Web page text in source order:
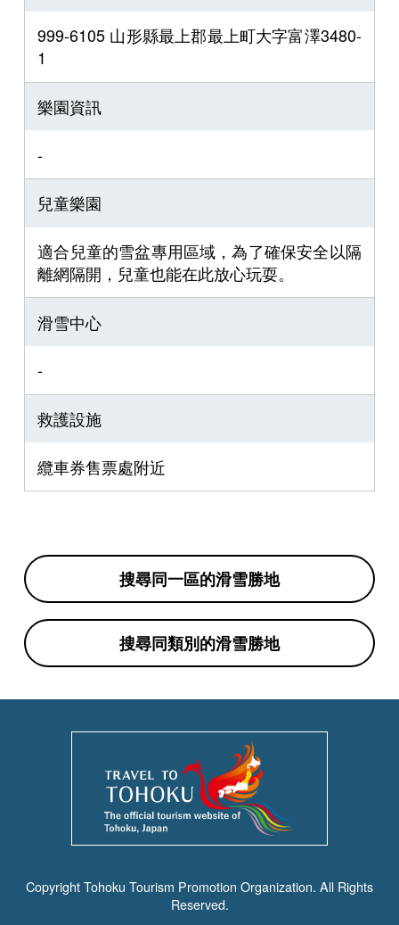
999-6105 山形縣最上郡最上町大字富澤3480-
1
樂園資訊
-
兒童樂園
適合兒童的雪盆專用區域，為了確保安全以隔
離網隔開，兒童也能在此放心玩耍。
滑雪中心
-
救護設施
纜車券售票處附近
搜尋同一區的滑雪勝地
搜尋同類別的滑雪勝地
Copyright Tohoku Tourism Promotion Organization. All Rights
Reserved.